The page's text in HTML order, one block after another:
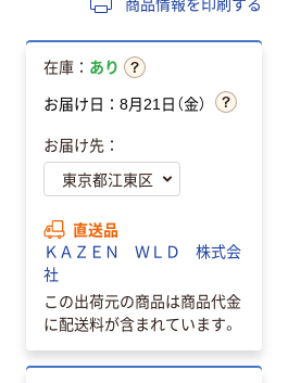
商品情報を印刷する
在庫： あり
お届け日：8月21日（金）
お届け先：
直送品
ＫＡＺＥＮ ＷＬＤ 株式会
社
この出荷元の商品は商品代金
に配送料が含まれています。